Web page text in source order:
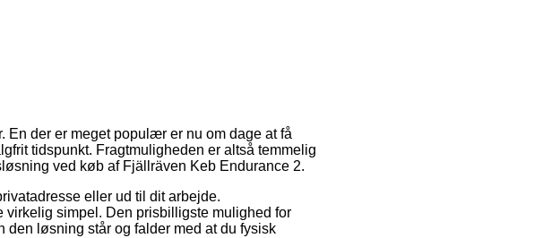
En der er meget populær er nu om dage at få
tidspunkt. Fragtmuligheden er altså temmelig
ved køb af Fjällräven Keb Endurance 2.
eller ud til dit arbejde.
virkelig simpel. Den prisbilligste mulighed for
løsning står og falder med at du fysisk